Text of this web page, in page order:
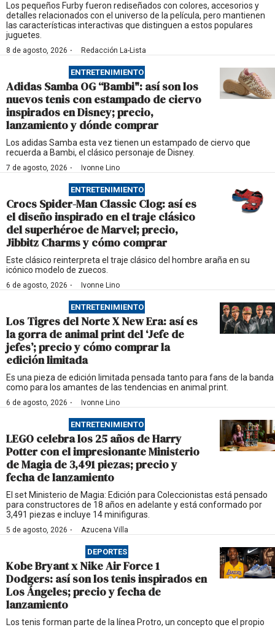
Los pequeños Furby fueron rediseñados con colores, accesorios y
detalles relacionados con el universo de la película, pero mantienen
las características interactivas que distinguen a estos populares
juguetes.
8 de agosto, 2026 · Redacción La-Lista
ENTRETENIMIENTO
Adidas Samba OG “Bambi": así son los
nuevos tenis con estampado de ciervo
inspirados en Disney; precio,
lanzamiento y dónde comprar
Los adidas Samba esta vez tienen un estampado de ciervo que
recuerda a Bambi, el clásico personaje de Disney.
7 de agosto, 2026 · Ivonne Lino
ENTRETENIMIENTO
Crocs Spider-Man Classic Clog: así es
el diseño inspirado en el traje clásico
del superhéroe de Marvel; precio,
Jibbitz Charms y cómo comprar
Este clásico reinterpreta el traje clásico del hombre araña en su
icónico modelo de zuecos.
6 de agosto, 2026 · Ivonne Lino
ENTRETENIMIENTO
Los Tigres del Norte X New Era: así es
la gorra de animal print del ‘Jefe de
jefes’; precio y cómo comprar la
edición limitada
Es una pieza de edición limitada pensada tanto para fans de la banda
como para los amantes de las tendencias en animal print.
6 de agosto, 2026 · Ivonne Lino
ENTRETENIMIENTO
LEGO celebra los 25 años de Harry
Potter con el impresionante Ministerio
de Magia de 3,491 piezas; precio y
fecha de lanzamiento
El set Ministerio de Magia: Edición para Coleccionistas está pensado
para constructores de 18 años en adelante y está conformado por
3,491 piezas e incluye 14 minifiguras.
5 de agosto, 2026 · Azucena Villa
DEPORTES
Kobe Bryant x Nike Air Force 1
Dodgers: así son los tenis inspirados en
Los Ángeles; precio y fecha de
lanzamiento
Los tenis forman parte de la línea Protro, un concepto que el propio